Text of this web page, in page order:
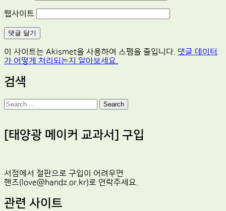
웹사이트
이 사이트는 Akismet을 사용하여 스팸을 줄입니다. 댓글 데이터
가 어떻게 처리되는지 알아보세요.
검색
Search
[태양광 메이커 교과서] 구입
서점에서 절판으로 구입이 어려우면
핸즈(love@handz.or.kr)로 연락주세요.
관련 사이트